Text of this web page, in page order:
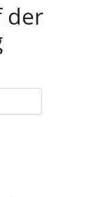
der